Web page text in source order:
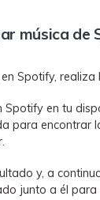
música de
Spotify, realiza
Spotify en tu
para encontrar
y, a
junto a él para